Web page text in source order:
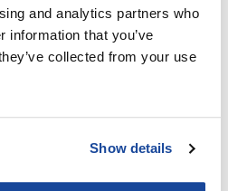
and analytics partners who
information that you’ve
collected from your use
Show details
GRAMSCI